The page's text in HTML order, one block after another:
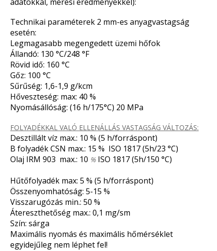
Technikai paraméterek 2 mm-es anyagvastagság
esetén:
Legmagasabb megengedett üzemi hőfok
Állandó: 130 °C/248 °F
Rövid idő: 160 °C
Gőz: 100 °C
Sűrűség: 1,6-1,9 g/kcm
Hőveszteség: max: 40 %
Nyomásállóság: (16 h/175°C) 20 MPa
FOLYADÉKKAL VALÓ ELLENÁLLÁS VASTAGSÁG VÁLTOZÁS:
Desztillált víz max.: 10 % (5 h/forráspont)
B folyadék CSN max.: 15 % ISO 1817 (5h/23 °C)
Olaj IRM 903 max.: 10 % ISO 1817 (5h/150 °C)
Hűtőfolyadék max: 5 % (5 h/forráspont)
Összenyomhatóság: 5-15 %
Visszarugózás min.: 50 %
Átereszthetőség max.: 0,1 mg/sm
Szín: sárga
Maximális nyomás és maximális hőmérséklet
egyidejűleg nem léphet fel!